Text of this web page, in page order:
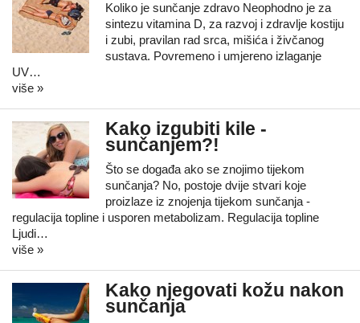
Koliko je sunčanje zdravo Neophodno je za
sintezu vitamina D, za razvoj i zdravlje kostiju
i zubi, pravilan rad srca, mišića i živčanog
sustava. Povremeno i umjereno izlaganje
UV…
više »
Kako izgubiti kile -
sunčanjem?!
Što se događa ako se znojimo tijekom
sunčanja? No, postoje dvije stvari koje
proizlaze iz znojenja tijekom sunčanja -
regulacija topline i usporen metabolizam. Regulacija topline
Ljudi…
više »
Kako njegovati kožu nakon
sunčanja